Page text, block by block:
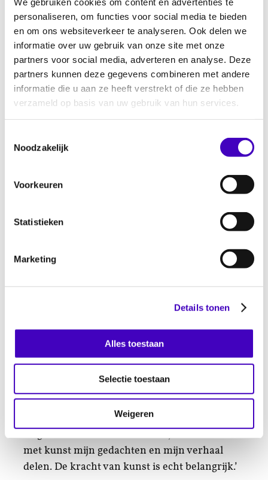
personaliseren, om functies voor social media te bieden
en om ons websiteverkeer te analyseren. Ook delen we
informatie over uw gebruik van onze site met onze
partners voor social media, adverteren en analyse. Deze
partners kunnen deze gegevens combineren met andere
informatie die u aan ze heeft verstrekt of die ze hebben
verzameld op basis van uw gebruik van hun services.
Noodzakelijk
Voorkeuren
Statistieken
Marketing
Details tonen
Alles toestaan
Selectie toestaan
Weigeren
politie. Na de voorstelling wordt de dialoog
gevoerd over racisme en discriminatie, in
relatie tot het koloniale verleden en slavernij.
Panelgesprek
uitgenodigde panelleden in gesprek over de
vraag of jonge diverse cultuurmakers genoeg
hoe we dat landschap als samenleving
beoordeeld op haar taalvaardigheid, in plaats
van op haar kwaliteiten als maker. ‘Ik ben niet
met kunst mijn gedachten en mijn verhaal
delen. De kracht van kunst is echt belangrijk.’